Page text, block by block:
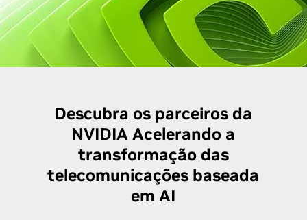
Descubra os parceiros da
NVIDIA Acelerando a
transformação das
telecomunicações baseada
em AI